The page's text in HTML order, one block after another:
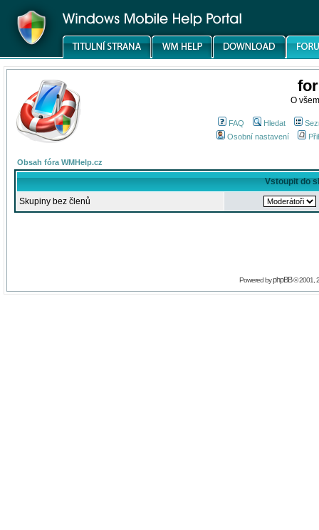
O
FAQ Hledat
Osobní nastavení
Obsah fóra WMHelp.cz
Vstoupit do
Skupiny bez členů
Powered byphpBB© 2001,